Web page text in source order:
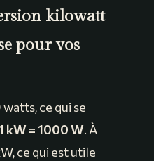
kilowatt
pour vos
ce qui se
kW = 1000 W. À
ce qui est utile